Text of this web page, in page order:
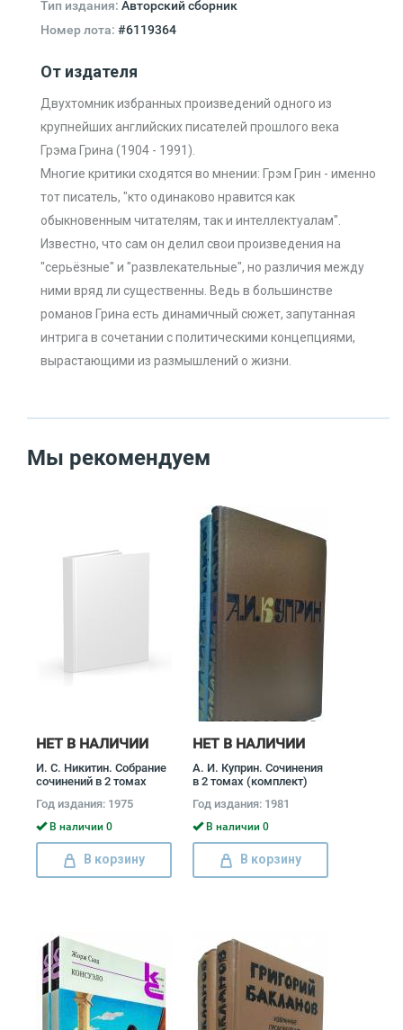
Тип издания: Авторский сборник
Номер лота: #6119364
От издателя
Двухтомник избранных произведений одного из
крупнейших английских писателей прошлого века
Грэма Грина (1904 - 1991).
Многие критики сходятся во мнении: Грэм Грин - именно
тот писатель, "кто одинаково нравится как
обыкновенным читателям, так и интеллектуалам".
Известно, что сам он делил свои произведения на
"серьёзные" и "развлекательные", но различия между
ними вряд ли существенны. Ведь в большинстве
романов Грина есть динамичный сюжет, запутанная
интрига в сочетании с политическими концепциями,
вырастающими из размышлений о жизни.
Мы рекомендуем
НЕТ В НАЛИЧИИ
И. С. Никитин. Собрание
сочинений в 2 томах
Никитин
Год издания: 1975
В наличии 0
В корзину
НЕТ В НАЛИЧИИ
А. И. Куприн. Сочинения
в 2 томах (комплект)
Год издания: 1981
В наличии 0
В корзину